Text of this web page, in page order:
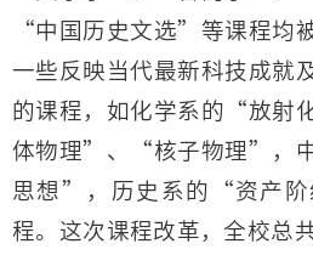
“中国历史文选”等课程均
一些反映当代最新科技成就
的课程，如化学系的“放射
体物理”、“核子物理”，
思想”，历史系的“资产
程。这次课程改革，全校总